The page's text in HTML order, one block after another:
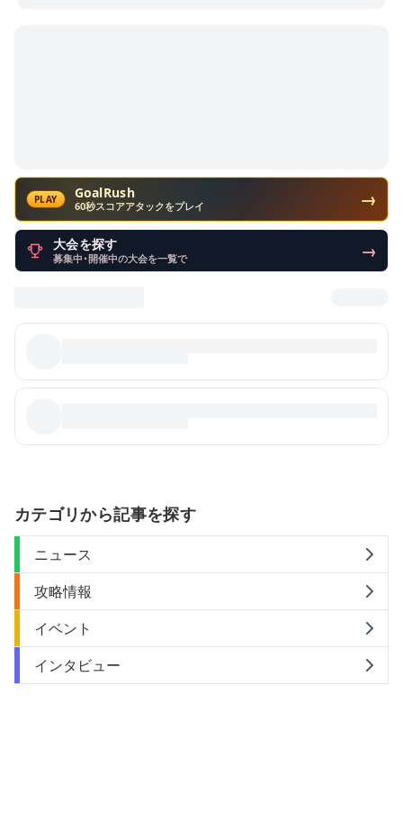
PLAY GoalRush
60秒スコアアタックをプレイ →
大会を探す
募集中・開催中の大会を一覧で →
カテゴリから記事を探す
ニュース
攻略情報
イベント
インタビュー